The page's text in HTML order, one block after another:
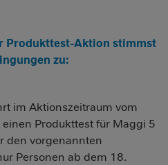
Produkttest-Aktion stimmst
zu:
im Aktionszeitraum vom
Produkttest für Maggi 5
den vorgenannten
Personen ab dem 18.